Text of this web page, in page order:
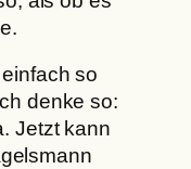
so
denke so:
Jetzt kann